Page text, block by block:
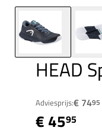
HEAD
Adviesprijs:€ 7495
€ 4595